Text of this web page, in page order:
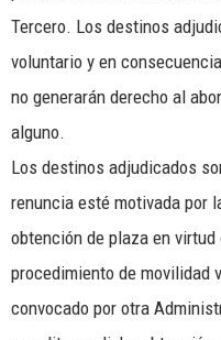
Tercero. Los destinos
voluntario y en consecuencia
no generarán derecho al
alguno.
Los destinos adjudicados
renuncia esté motivada por
obtención de plaza en
procedimiento de movilidad
convocado por otra